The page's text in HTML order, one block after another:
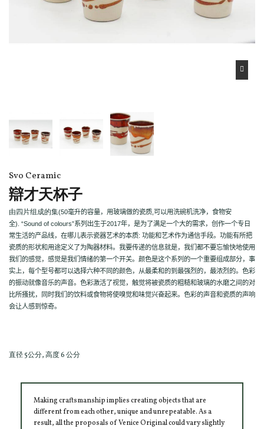
Svo Ceramic
辯才天杯子
由四片组成的集(50毫升的容量，用玻璃做的瓷质 可以用洗碗机洗净，食物安
全). “Sound of colours”系列出生于2017年，是为了满足一个大的需求，创作一个专日
常生活的产品线，在哪儿表示瓷器艺术的本质: 功能和艺术作为通信手段。功能有所把
瓷质的形状和用途定义了为陶器材料。我要传递的信息就是，我们都不要忘愉快地使用
我们的感觉，感觉是我们情绪的第一个开关。颜色是这个系列的一个重要组成部分，事
实上，每个型号都可以选择六种不同的颜色，从最柔和的到最强烈的，最浓烈的。色彩
的振动就像音乐的声音。色彩激活了视觉，触觉将被瓷质的粗糙和玻璃的水磨之间的对
比所搔扰，同时我们的饮料或食物将使嗅觉和味觉兴奋起来。色彩的声音和瓷质的声响
会让人感到惊奇。
直径 5公分, 高度 6 公分
Making craftsmanship implies creating objects that are
different from each other, unique and unrepeatable. As a
result, all the proposals of Venice Original could vary slightly